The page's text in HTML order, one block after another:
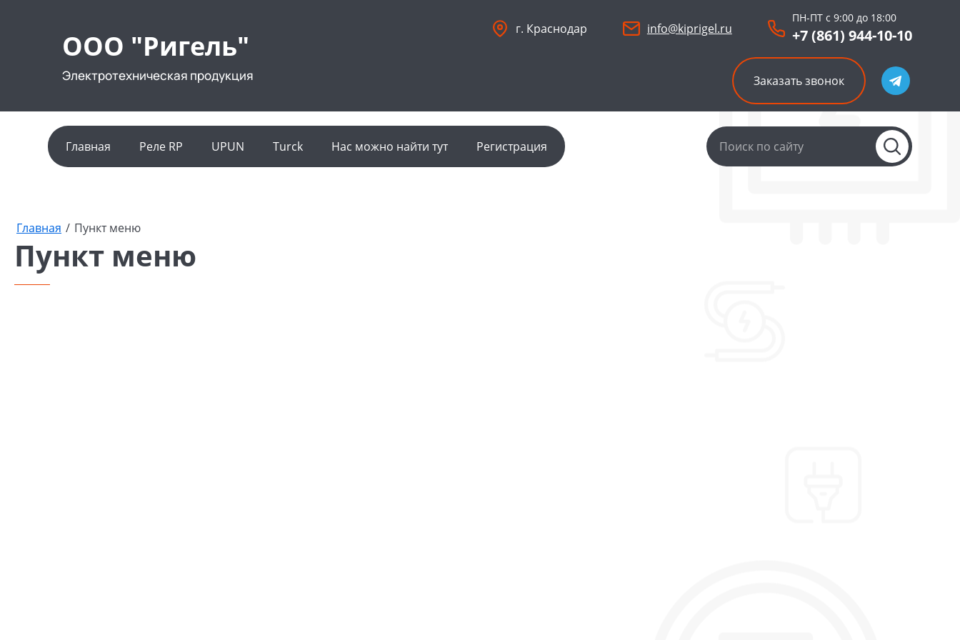
ООО "Ригель"
Электротехническая продукция
г. Краснодар info@kiprigel.ru
ПН-ПТ с 9:00 до 18:00
+7 (861) 944-10-10
Заказать звонок
Главная Реле RP UPUN Turck Нас можно найти тут Регистрация
Главная / Пункт меню
Пункт меню